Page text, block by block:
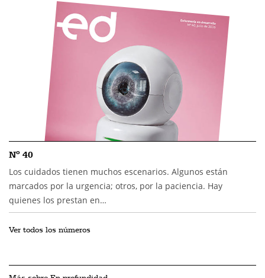
Nº 40
Los cuidados tienen muchos escenarios. Algunos están
marcados por la urgencia; otros, por la paciencia. Hay
quienes los prestan en…
Ver todos los números